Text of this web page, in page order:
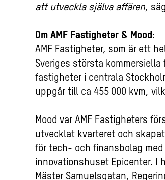
att utveckla själva affären,
Om AMF Fastigheter & Mood:
AMF Fastigheter, som är ett
Sveriges största
fastigheter i centrala
uppgår till ca 455 000 kvm,
Mood var AMF Fastigheters
utvecklat kvarteret och
för tech- och finansbolag med
innovationshuset Epicenter. I
Mäster Samuelsgatan,